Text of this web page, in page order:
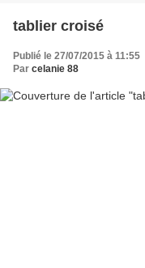
tablier croisé
Publié le 27/07/2015 à 11:55
Par celanie 88